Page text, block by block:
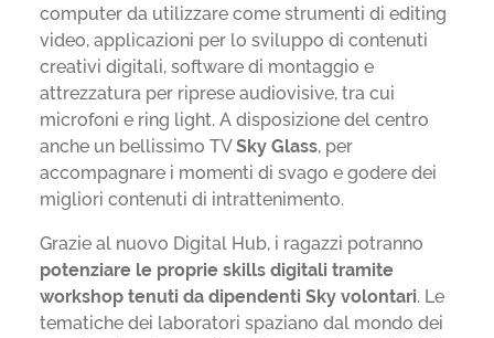
computer da utilizzare come strumenti di editing
video, applicazioni per lo sviluppo di contenuti
creativi digitali, software di montaggio e
attrezzatura per riprese audiovisive, tra cui
microfoni e ring light. A disposizione del centro
anche un bellissimo TVSky Glass, per
accompagnare i momenti di svago e godere dei
migliori contenuti di intrattenimento.
Grazie al nuovo Digital Hub, i ragazzi potranno
potenziare le proprie skills digitali tramite
workshop tenuti da dipendenti Sky volontari. Le
tematiche dei laboratori spaziano dal mondo dei